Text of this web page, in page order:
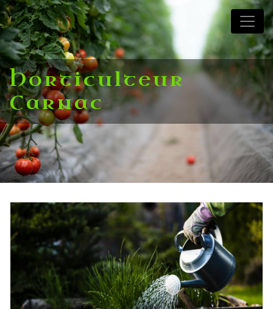
Panneau de gestion des cookies
Horticulteur
Carnac